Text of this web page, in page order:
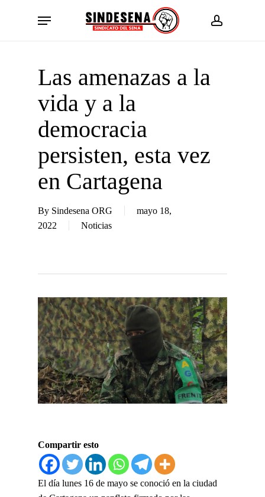
account
Menu
Las amenazas a la
vida y a la
democracia
persisten, esta vez
en Cartagena
By Sindesena ORG
mayo 18,
2022
Noticias
Compartir esto
El día lunes 16 de mayo se conoció en la ciudad